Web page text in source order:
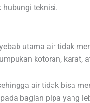
hubungi teknisi.
utama air tidak
kotoran, karat,
air tidak bisa
bagian pipa yang